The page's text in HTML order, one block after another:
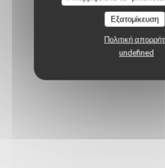
Εξατομίκευση
Πολιτική
undefined